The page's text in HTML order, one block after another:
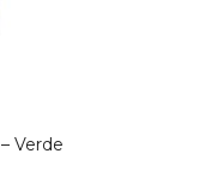
Verde